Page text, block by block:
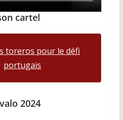
cartel
toreros pour le défi
portugais
2024